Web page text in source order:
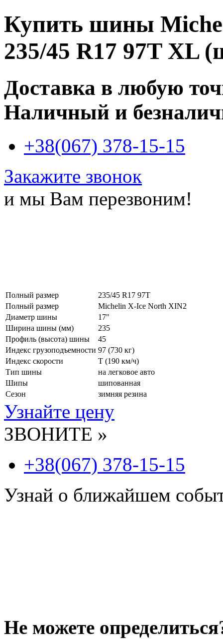
Купить шины
235/45 R17 97T XL
Доставка в любую
Наличный и
+38(067) 378-15-15
Закажите звонок
и мы Вам перезвоним!
Полный размер
235/45 R17 97T
Полный размер
Michelin X-Ice North XIN2
Диаметр шины
17"
Ширина шины (мм)
235
Профиль (высота) шины
45
Индекс грузоподъемности 97 (730 кг)
Индекс скорости
T (190 км/ч)
Тип шины
на легковое авто
Шипы
шипованная
Сезон
зимняя резина
Узнайте цену
ЗВОНИТЕ »
+38(067) 378-15-15
Узнай о ближайшем
Не можете